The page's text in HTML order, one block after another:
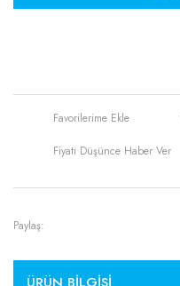
Fiyatı Düşünce Haber Ver
Paylaş: